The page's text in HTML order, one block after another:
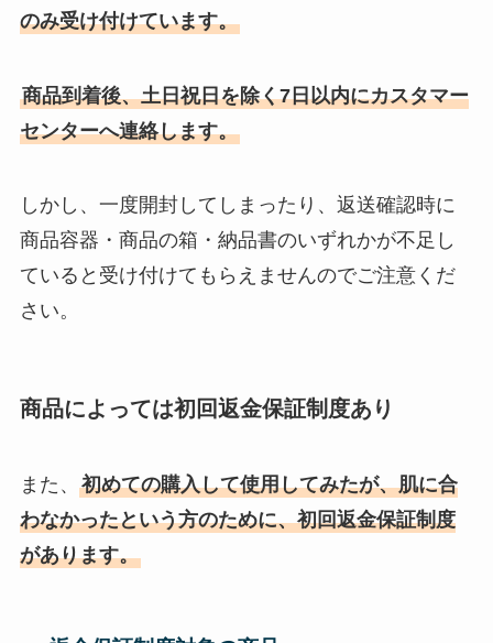
のみ受け付けています。
商品到着後、土日祝日を除く7日以内にカスタマー
センターへ連絡します。
しかし、一度開封してしまったり、返送確認時に
商品容器・商品の箱・納品書のいずれかが不足し
ていると受け付けてもらえませんのでご注意くだ
さい。
商品によっては初回返金保証制度あり
また、 初めての購入して使用してみたが、肌に合
わなかったという方のために、初回返金保証制度
があります。